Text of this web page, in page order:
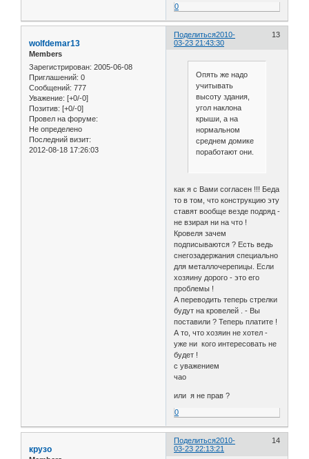
0
Поделиться 13
2010-
03-23 21:43:30
wolfdemar13
Members
Зарегистрирован: 2005-06-08
Приглашений: 0
Сообщений: 777
Уважение: [+0/-0]
Позитив: [+0/-0]
Провел на форуме:
Не определено
Последний визит:
2012-08-18 17:26:03
Опять же надо
учитывать
высоту здания,
угол наклона
крыши, а на
нормальном
среднем домике
поработают они.
как я с Вами согласен !!! Беда
то в том, что конструкцию эту
ставят вообще везде подряд -
не взирая ни на что !
Кровеля зачем
подписываются ? Есть ведь
снегозадержания специально
для металлочерепицы. Если
хозяину дорого - это его
проблемы !
А переводить теперь стрелки
будут на кровелей . - Вы
поставили ? Теперь платите !
А то, что хозяин не хотел -
уже ни кого интересовать не
будет !
с уважением
чао
или я не прав ?
0
Поделиться 14
2010-
03-23 22:13:21
крузо